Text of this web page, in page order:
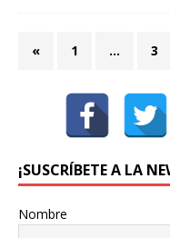
« 1 … 3
¡SUSCRÍBETE A LA
Nombre